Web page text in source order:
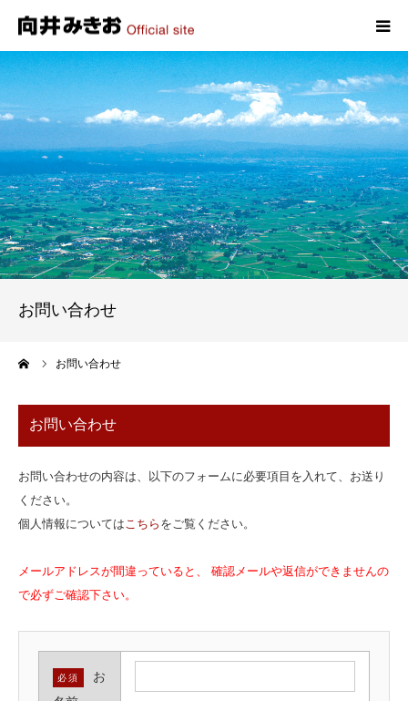
お問い合わせ
お問い合わせ
お問い合わせ
お問い合わせの内容は、以下のフォームに必要項目を入れて、お送り
ください。
個人情報については こちら をご覧ください。
メールアドレスが間違っていると、 確認メールや返信ができませんの
で必ずご確認下さい。
必須
お
HOME
プロフィール
政策
活動報告